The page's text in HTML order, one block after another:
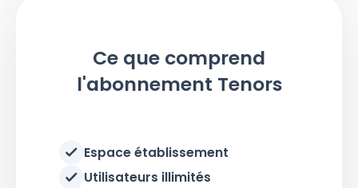
Ce que comprend
l'abonnement Tenors
Espace établissement
Utilisateurs illimités